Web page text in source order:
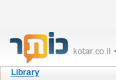
Library